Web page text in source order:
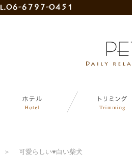
＞ 可愛らしい♥白い柴犬